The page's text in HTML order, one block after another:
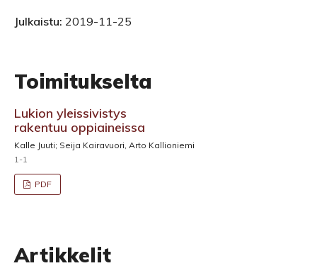
Julkaistu: 2019-11-25
Toimitukselta
Lukion yleissivistys
rakentuu oppiaineissa
Kalle Juuti; Seija Kairavuori, Arto Kallioniemi
1-1
PDF
Artikkelit